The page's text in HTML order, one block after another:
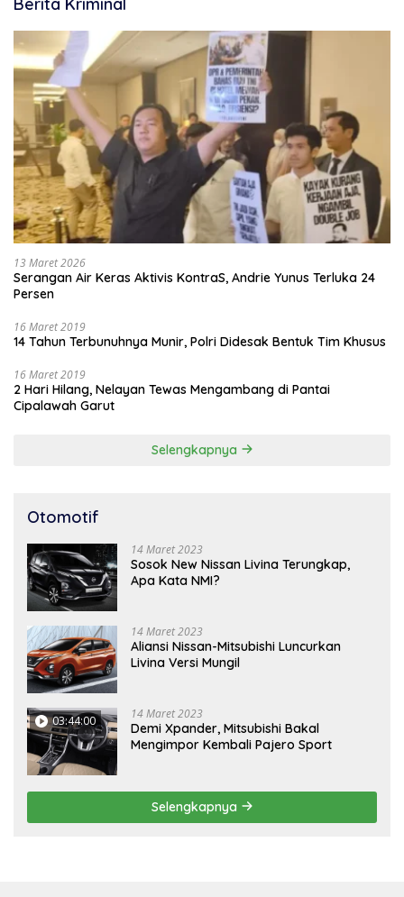
Berita Kriminal
13 Maret 2026
Serangan Air Keras Aktivis KontraS, Andrie Yunus Terluka 24
Persen
16 Maret 2019
14 Tahun Terbunuhnya Munir, Polri Didesak Bentuk Tim Khusus
16 Maret 2019
2 Hari Hilang, Nelayan Tewas Mengambang di Pantai
Cipalawah Garut
Selengkapnya
Otomotif
14 Maret 2023
Sosok New Nissan Livina Terungkap,
Apa Kata NMI?
14 Maret 2023
Aliansi Nissan-Mitsubishi Luncurkan
Livina Versi Mungil
03:44:00 14 Maret 2023
Demi Xpander, Mitsubishi Bakal
Mengimpor Kembali Pajero Sport
Selengkapnya